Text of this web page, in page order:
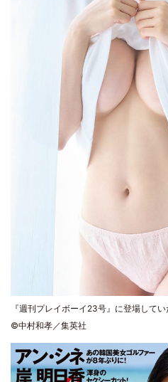
『週刊プレイボーイ23号』に登場して
©中村和孝／集英社